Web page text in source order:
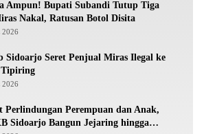
Ampun! Bupati Subandi Tutup Tiga
Nakal, Ratusan Botol Disita
2026
Sidoarjo Seret Penjual Miras Ilegal ke
Tipiring
2026
Perlindungan Perempuan dan Anak,
Sidoarjo Bangun Jejaring hingga